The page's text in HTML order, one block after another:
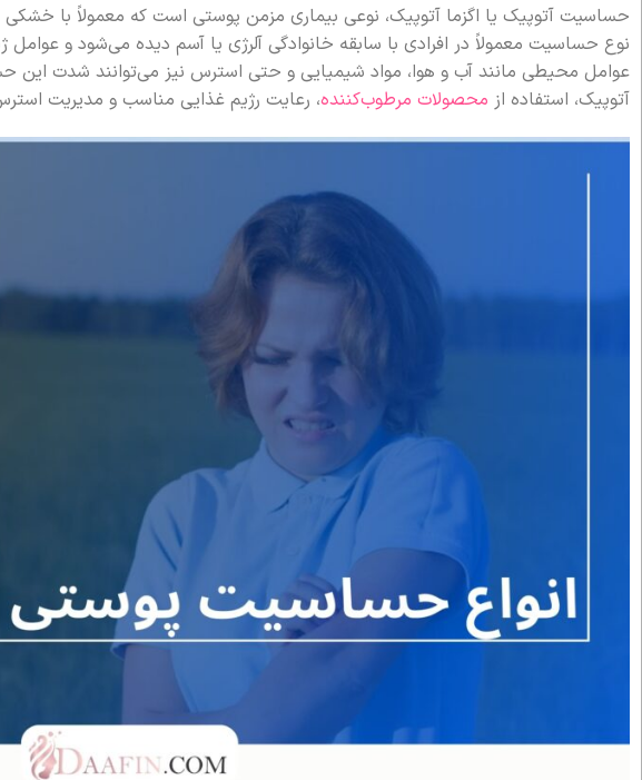
حساسیت آتوپیک یا اگزما آتوپیک، نوعی بیماری مزمن پوستی است که معمولاً با
نوع حساسیت معمولاً در افرادی با سابقه خانوادگی آلرژی یا آسم دیده می‌شود و عوامل
عوامل محیطی مانند آب و هوا، مواد شیمیایی و حتی استرس نیز می‌توانند شدت این
آتوپیک، استفاده از محصولات مرطوب‌کننده، رعایت رژیم غذایی مناسب و مدیریت